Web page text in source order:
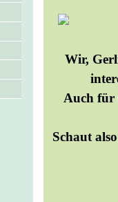
Wir,
Auch für
Schaut